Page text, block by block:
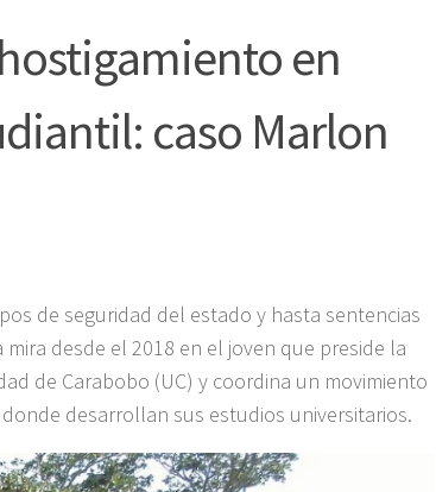
en
caso Marlon
de seguridad del estado y hasta sentencias
desde el 2018 en el joven que preside la
de Carabobo (UC) y coordina un movimiento
desarrollan sus estudios universitarios.